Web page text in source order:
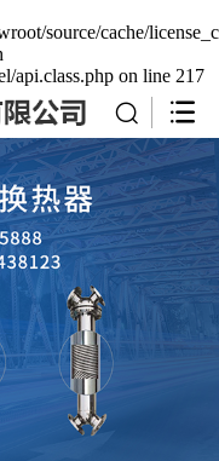
source/cache/
api.class.php on line 217